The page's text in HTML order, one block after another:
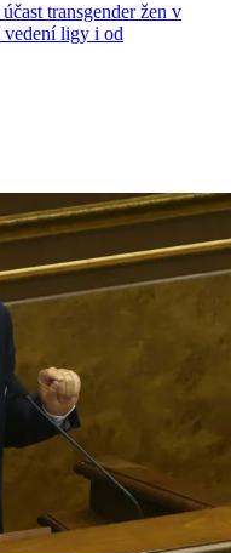
transgender žen v
vedení ligy i od